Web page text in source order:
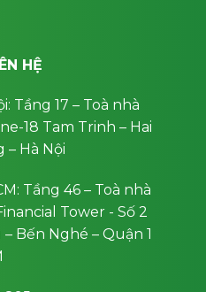
HỆ
Tầng 17 – Toà nhà
18 Tam Trinh – Hai
– Hà Nội
Tầng 46 – Toà nhà
Tower - Số 2
– Bến Nghé – Quận 1